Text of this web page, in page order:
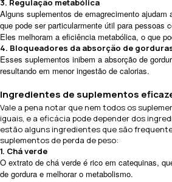
3. Regulação metabólica
Alguns suplementos de emagrecimento ajudam
que pode ser particularmente útil para pessoas
Eles melhoram a eficiência metabólica, o que
4. Bloqueadores da absorção de
Esses suplementos inibem a absorção de
resultando em menor ingestão de calorias.
Ingredientes de suplementos
Vale a pena notar que nem todos os
iguais, e a eficácia pode depender dos
estão alguns ingredientes que são
suplementos de perda de peso:
1. Chá verde
O extrato de chá verde é rico em catequinas,
de gordura e melhorar o metabolismo.